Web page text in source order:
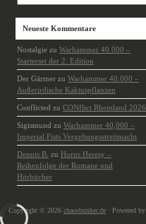
Neueste Kommentare
Nostalgie zu Warhammer 40.000 –
Starterset der 2. Edition
Der Gärtner zu Warhammer 40.000 –
Außerirdische Kaktuspflanzen
Conflicted zu CONflict Rheinland 2026
Sigismund zu Warhammer 40,000 –
Imperial Fists Vergeltungsstreitmacht
Dennis B. zu Horus Heresy –
Reihenfolge der Romane und
Hörbücher
Copyright © 2026 chaosbunker.de · Powered by